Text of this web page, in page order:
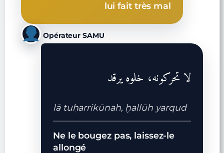
lui fait très mal
Opérateur SAMU
لا تحركونه، خلوه يرقد
lā tuḥarrikūnah, ḫallūh yarqud
Ne le bougez pas, laissez-le
allongé